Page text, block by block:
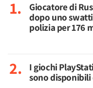
Giocatore di
dopo uno
polizia per 176
I giochi
sono disponibili